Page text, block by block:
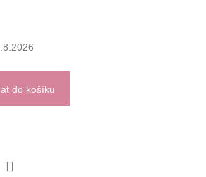
do košíku